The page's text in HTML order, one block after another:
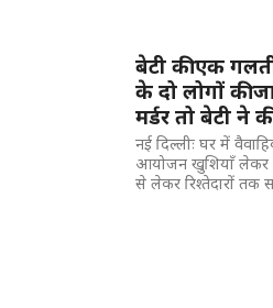
बेटी की एक
के दो लोगों की
मर्डर तो बेटी ने
नई दिल्लीः घर में
आयोजन खुशियाँ लेकर
से लेकर रिश्तेदारों तक